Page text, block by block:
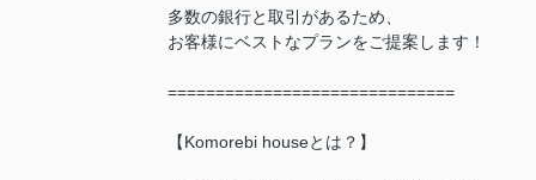
多数の銀行と取引があるため、
お客様にベストなプランをご提案します！
==============================
【Komorebi houseとは？】